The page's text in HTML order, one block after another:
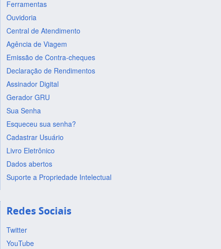
Ferramentas
Ouvidoria
Central de Atendimento
Agência de Viagem
Emissão de Contra-cheques
Declaração de Rendimentos
Assinador Digital
Gerador GRU
Sua Senha
Esqueceu sua senha?
Cadastrar Usuário
Livro Eletrônico
Dados abertos
Suporte a Propriedade Intelectual
Redes Sociais
Twitter
YouTube